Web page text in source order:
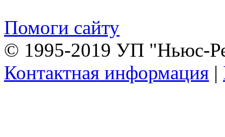
Помоги сайту
© 1995-2019 УП "Ньюс-
Контактная информация |